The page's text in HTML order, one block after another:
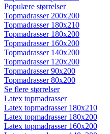
Populære størrelser
Topmadrasser 200x200
Topmadrasser 180x210
Topmadrasser 180x200
Topmadrasser 160x200
Topmadrasser 140x200
Topmadrasser 120x200
Topmadrasser 90x200
Topmadrasser 80x200
Se flere størrelser
Latex topmadrasser
Latex topmadrasser 180x210
Latex topmadrasser 180x200
Latex topmadrasser 160x200